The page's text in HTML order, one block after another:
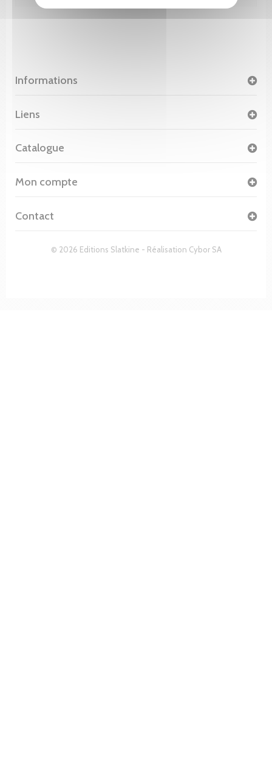
Informations
© 2026 Editions Slatkine - Réalisation Cybor SA
Liens
Catalogue
Mon compte
Contact